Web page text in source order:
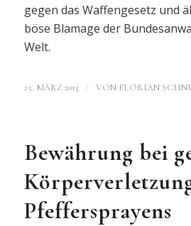
gegen das Waffengesetz und
böse Blamage der
Welt.
25. MÄRZ 2013 / VON FLORIAN
Bewährung bei
Pfeffersprayens